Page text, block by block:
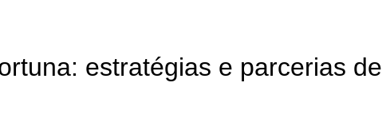
estratégias e parcerias de